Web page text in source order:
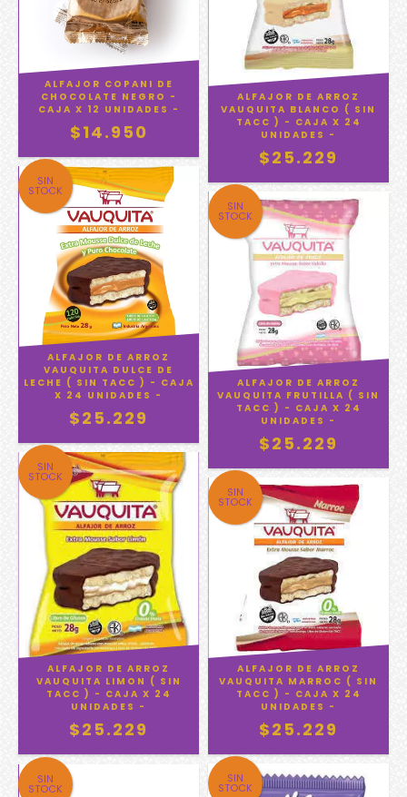
ALFAJOR COPANI DE
CHOCOLATE NEGRO -
CAJA X 12 UNIDADES -
$14.950
ALFAJOR DE ARROZ
VAUQUITA BLANCO ( SIN
TACC ) - CAJA X 24
UNIDADES -
$25.229
SIN
STOCK
ALFAJOR DE ARROZ
VAUQUITA DULCE DE
LECHE ( SIN TACC ) - CAJA
X 24 UNIDADES -
$25.229
SIN
STOCK
ALFAJOR DE ARROZ
VAUQUITA FRUTILLA ( SIN
TACC ) - CAJA X 24
UNIDADES -
$25.229
SIN
STOCK
ALFAJOR DE ARROZ
VAUQUITA LIMON ( SIN
TACC ) - CAJA X 24
UNIDADES -
$25.229
SIN
STOCK
ALFAJOR DE ARROZ
VAUQUITA MARROC ( SIN
TACC ) - CAJA X 24
UNIDADES -
$25.229
SIN
STOCK
SIN
STOCK